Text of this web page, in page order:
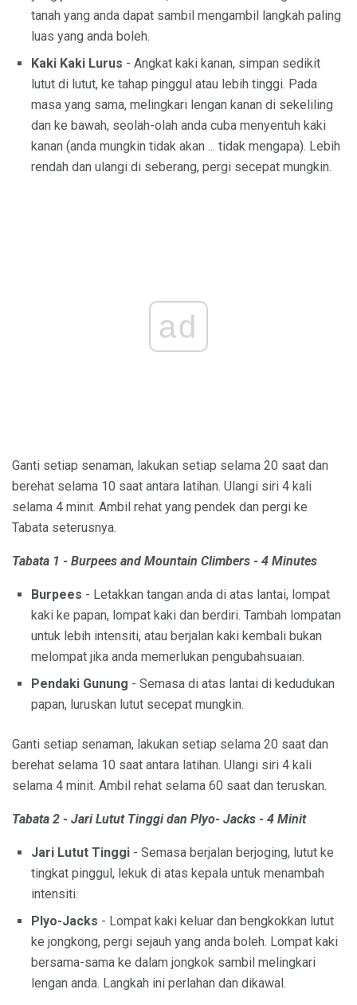
tanah yang anda dapat sambil mengambil langkah paling
luas yang anda boleh.
Kaki Kaki Lurus - Angkat kaki kanan, simpan sedikit
lutut di lutut, ke tahap pinggul atau lebih tinggi. Pada
masa yang sama, melingkari lengan kanan di sekeliling
dan ke bawah, seolah-olah anda cuba menyentuh kaki
kanan (anda mungkin tidak akan ... tidak mengapa). Lebih
rendah dan ulangi di seberang, pergi secepat mungkin.
ad
Ganti setiap senaman, lakukan setiap selama 20 saat dan
berehat selama 10 saat antara latihan. Ulangi siri 4 kali
selama 4 minit. Ambil rehat yang pendek dan pergi ke
Tabata seterusnya.
Tabata 1 - Burpees and Mountain Climbers - 4 Minutes
Burpees - Letakkan tangan anda di atas lantai, lompat
kaki ke papan, lompat kaki dan berdiri. Tambah lompatan
untuk lebih intensiti, atau berjalan kaki kembali bukan
melompat jika anda memerlukan pengubahsuaian.
Pendaki Gunung - Semasa di atas lantai di kedudukan
papan, luruskan lutut secepat mungkin.
Ganti setiap senaman, lakukan setiap selama 20 saat dan
berehat selama 10 saat antara latihan. Ulangi siri 4 kali
selama 4 minit. Ambil rehat selama 60 saat dan teruskan.
Tabata 2 - Jari Lutut Tinggi dan Plyo- Jacks - 4 Minit
Jari Lutut Tinggi - Semasa berjalan berjoging, lutut ke
tingkat pinggul, lekuk di atas kepala untuk menambah
intensiti.
Plyo-Jacks - Lompat kaki keluar dan bengkokkan lutut
ke jongkong, pergi sejauh yang anda boleh. Lompat kaki
bersama-sama ke dalam jongkok sambil melingkari
lengan anda. Langkah ini perlahan dan dikawal.